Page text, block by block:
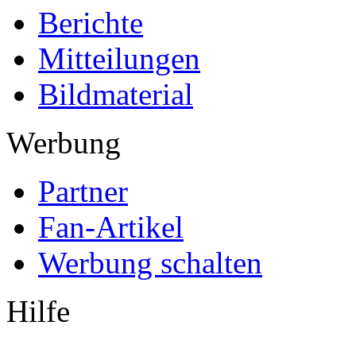
Berichte
Mitteilungen
Bildmaterial
Werbung
Partner
Fan-Artikel
Werbung schalten
Hilfe